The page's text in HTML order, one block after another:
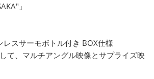
」
レスサーモボトル付き BOX仕様
て、マルチアングル映像とサプライズ映